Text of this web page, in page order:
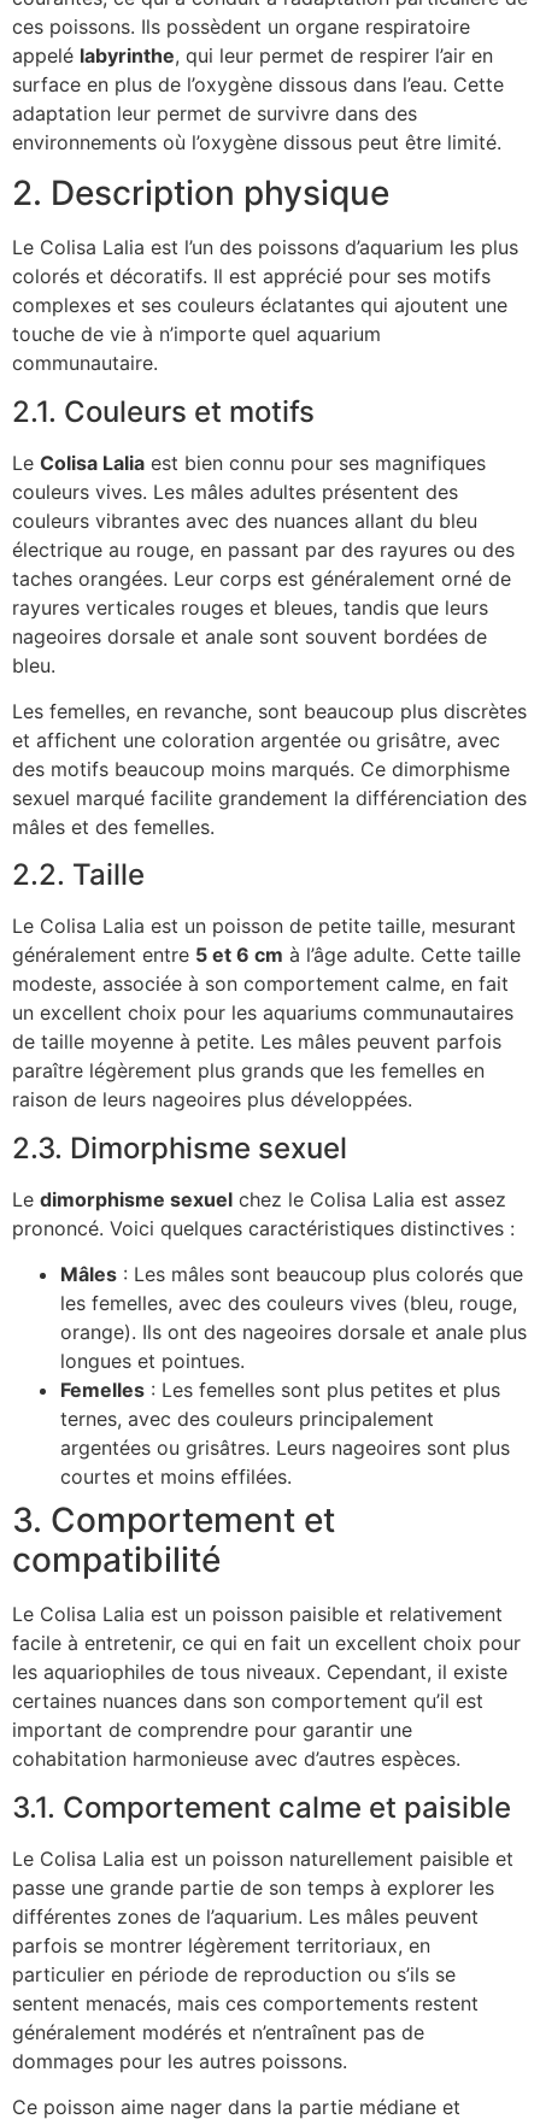
ces poissons. Ils possèdent un organe respiratoire
appelé labyrinthe, qui leur permet de respirer l’air en
surface en plus de l’oxygène dissous dans l’eau. Cette
adaptation leur permet de survivre dans des
environnements où l’oxygène dissous peut être limité.
2. Description physique
Le Colisa Lalia est l’un des poissons d’aquarium les plus
colorés et décoratifs. Il est apprécié pour ses motifs
complexes et ses couleurs éclatantes qui ajoutent une
touche de vie à n’importe quel aquarium
communautaire.
2.1. Couleurs et motifs
Le Colisa Lalia est bien connu pour ses magnifiques
couleurs vives. Les mâles adultes présentent des
couleurs vibrantes avec des nuances allant du bleu
électrique au rouge, en passant par des rayures ou des
taches orangées. Leur corps est généralement orné de
rayures verticales rouges et bleues, tandis que leurs
nageoires dorsale et anale sont souvent bordées de
bleu.
Les femelles, en revanche, sont beaucoup plus discrètes
et affichent une coloration argentée ou grisâtre, avec
des motifs beaucoup moins marqués. Ce dimorphisme
sexuel marqué facilite grandement la différenciation des
mâles et des femelles.
2.2. Taille
Le Colisa Lalia est un poisson de petite taille, mesurant
généralement entre 5 et 6 cm à l’âge adulte. Cette taille
modeste, associée à son comportement calme, en fait
un excellent choix pour les aquariums communautaires
de taille moyenne à petite. Les mâles peuvent parfois
paraître légèrement plus grands que les femelles en
raison de leurs nageoires plus développées.
2.3. Dimorphisme sexuel
Le dimorphisme sexuel chez le Colisa Lalia est assez
prononcé. Voici quelques caractéristiques distinctives :
Mâles : Les mâles sont beaucoup plus colorés que
les femelles, avec des couleurs vives (bleu, rouge,
orange). Ils ont des nageoires dorsale et anale plus
longues et pointues.
Femelles : Les femelles sont plus petites et plus
ternes, avec des couleurs principalement
argentées ou grisâtres. Leurs nageoires sont plus
courtes et moins effilées.
3. Comportement et
compatibilité
Le Colisa Lalia est un poisson paisible et relativement
facile à entretenir, ce qui en fait un excellent choix pour
les aquariophiles de tous niveaux. Cependant, il existe
certaines nuances dans son comportement qu’il est
important de comprendre pour garantir une
cohabitation harmonieuse avec d’autres espèces.
3.1. Comportement calme et paisible
Le Colisa Lalia est un poisson naturellement paisible et
passe une grande partie de son temps à explorer les
différentes zones de l’aquarium. Les mâles peuvent
parfois se montrer légèrement territoriaux, en
particulier en période de reproduction ou s’ils se
sentent menacés, mais ces comportements restent
généralement modérés et n’entraînent pas de
dommages pour les autres poissons.
Ce poisson aime nager dans la partie médiane et